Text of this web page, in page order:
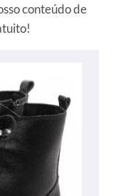
conteúdo de